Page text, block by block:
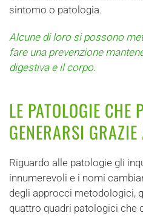
sintomo o patologia.
Alcune di loro si possono
fare una prevenzione
digestiva e il corpo.
LE PATOLOGIE CHE
GENERARSI
Riguardo alle patologie gli
innumerevoli e i nomi
degli approcci metodologici,
quattro quadri patologici che